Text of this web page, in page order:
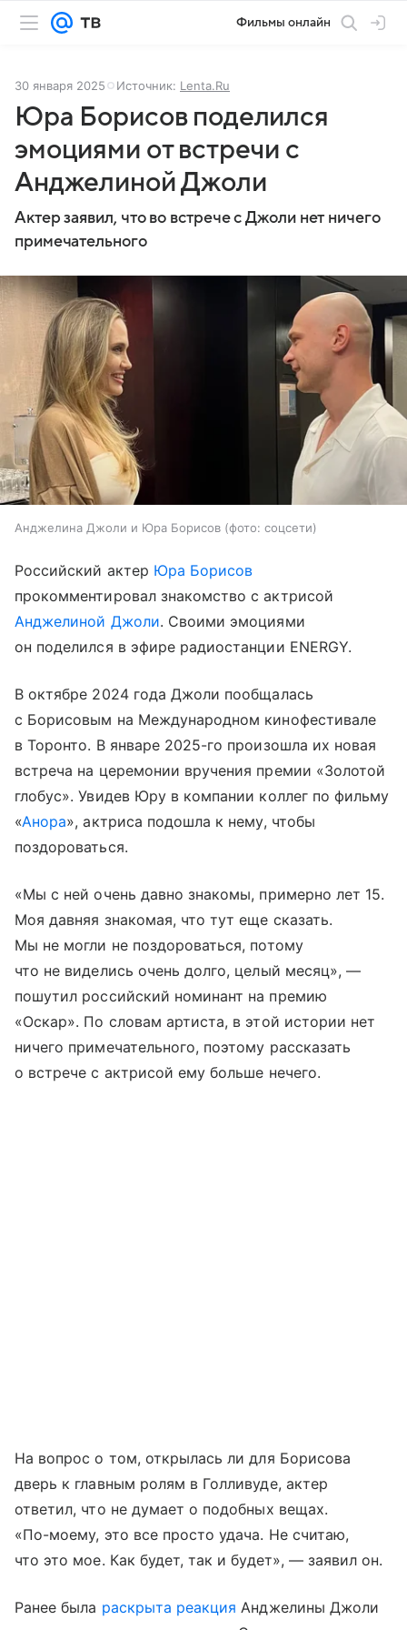
Фильмы онлайн
30 января 2025 Источник: Lenta.Ru
Юра Борисов поделился
эмоциями от встречи с
Анджелиной Джоли
Актер заявил, что во встрече с Джоли нет ничего
примечательного
Анджелина Джоли и Юра Борисов (фото: соцсети)
Российский актер Юра Борисов
прокомментировал знакомство с актрисой
Анджелиной Джоли. Своими эмоциями
он поделился в эфире радиостанции ENERGY.
В октябре 2024 года Джоли пообщалась
с Борисовым на Международном кинофестивале
в Торонто. В январе 2025-го произошла их новая
встреча на церемонии вручения премии «Золотой
глобус». Увидев Юру в компании коллег по фильму
«Анора», актриса подошла к нему, чтобы
поздороваться.
«Мы с ней очень давно знакомы, примерно лет 15.
Моя давняя знакомая, что тут еще сказать.
Мы не могли не поздороваться, потому
что не виделись очень долго, целый месяц», —
пошутил российский номинант на премию
«Оскар». По словам артиста, в этой истории нет
ничего примечательного, поэтому рассказать
о встрече с актрисой ему больше нечего.
На вопрос о том, открылась ли для Борисова
дверь к главным ролям в Голливуде, актер
ответил, что не думает о подобных вещах.
«По-моему, это все просто удача. Не считаю,
что это мое. Как будет, так и будет», — заявил он.
Ранее была раскрыта реакция Анджелины Джоли